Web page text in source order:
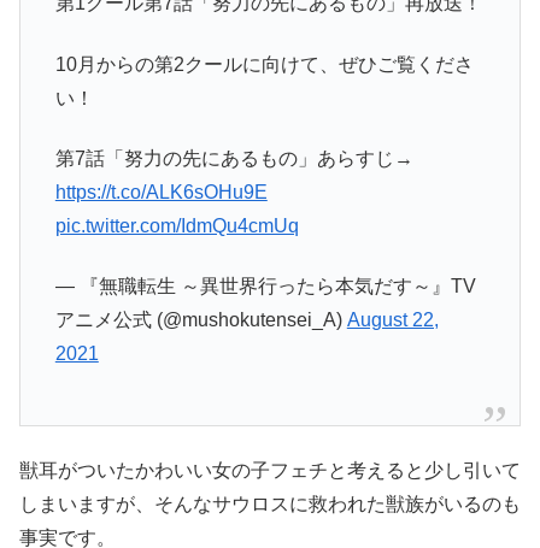
10月からの第2クールに向けて、ぜひご覧くださ
い！
第7話「努力の先にあるもの」あらすじ→
https://t.co/ALK6sOHu9E
pic.twitter.com/IdmQu4cmUq
— 『無職転生 ～異世界行ったら本気だす～』TV
アニメ公式 (@mushokutensei_A) August 22,
2021
獣耳がついたかわいい女の子フェチと考えると少し引いて
しまいますが、そんなサウロスに救われた獣族がいるのも
事実です。